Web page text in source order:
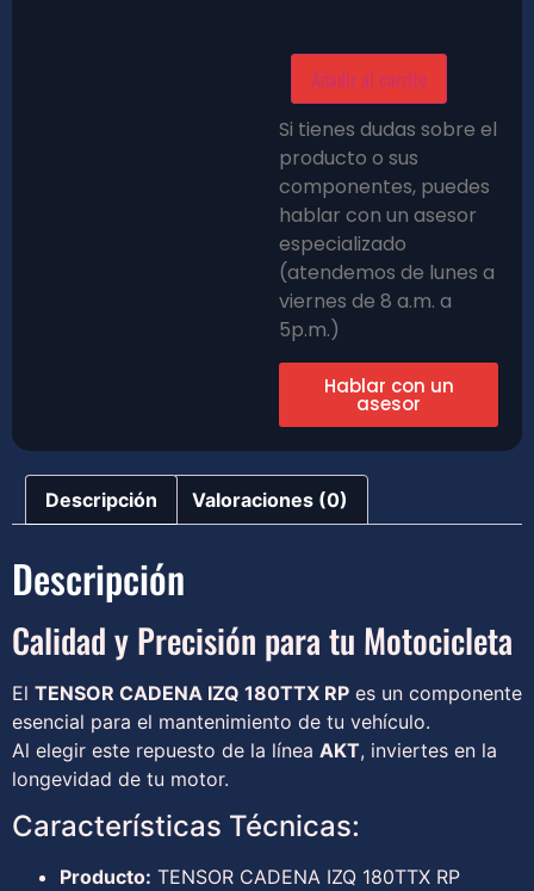
Añadir al carrito
Si tienes dudas sobre el
producto o sus
componentes, puedes
hablar con un asesor
especializado
(atendemos de lunes a
viernes de 8 a.m. a
5p.m.)
Hablar con un
asesor
Descripción Valoraciones (0)
Descripción
Calidad y Precisión para tu Motocicleta
El TENSOR CADENA IZQ 180TTX RP es un componente
esencial para el mantenimiento de tu vehículo.
Al elegir este repuesto de la línea AKT, inviertes en la
longevidad de tu motor.
Características Técnicas:
Producto: TENSOR CADENA IZQ 180TTX RP